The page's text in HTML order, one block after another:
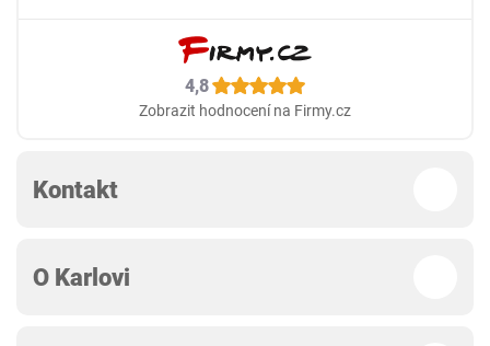
4,8
Zobrazit hodnocení na Firmy.cz
Kontakt
O Karlovi